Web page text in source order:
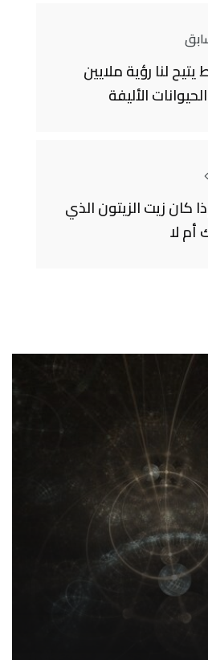
لنا رؤية ملايين
الأليفة
كان زيت الزيتون الذي
أم لا